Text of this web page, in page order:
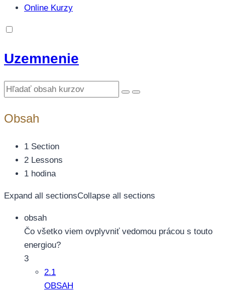
Online Kurzy
Uzemnenie
Obsah
1 Section
2 Lessons
1 hodina
Expand all sectionsCollapse all sections
obsah
Čo všetko viem ovplyvniť vedomou prácou s touto
energiou?
3
2.1
OBSAH